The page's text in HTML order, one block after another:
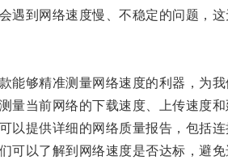
到网络速度慢、不稳定的问题，这
够精准测量网络速度的利器，为我
当前网络的下载速度、上传速度和
提供详细的网络质量报告，包括连
以了解到网络速度是否达标，避免